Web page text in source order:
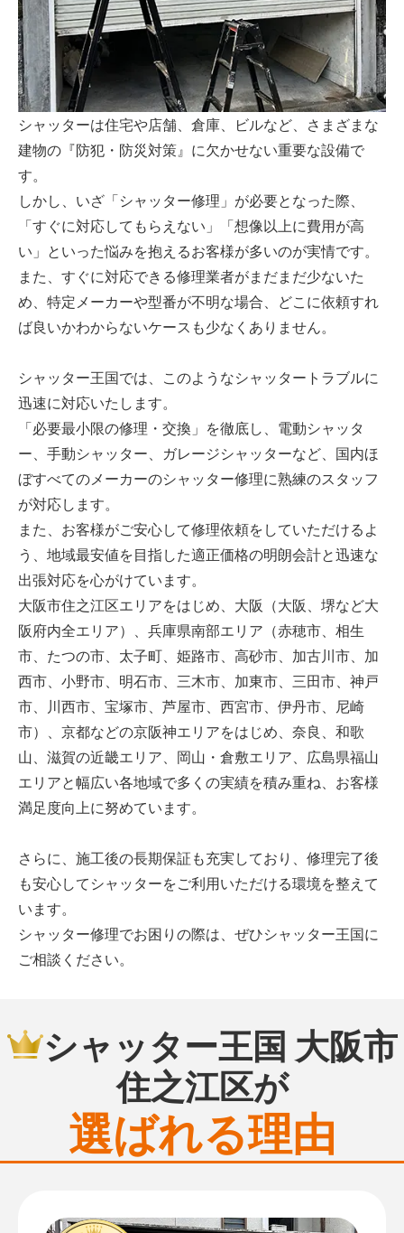
シャッターは住宅や店舗、倉庫、ビルなど、さまざまな
建物の『防犯・防災対策』に欠かせない重要な設備で
す。
しかし、いざ「シャッター修理」が必要となった際、
「すぐに対応してもらえない」「想像以上に費用が高
い」といった悩みを抱えるお客様が多いのが実情です。
また、すぐに対応できる修理業者がまだまだ少ないた
め、特定メーカーや型番が不明な場合、どこに依頼すれ
ば良いかわからないケースも少なくありません。
シャッター王国では、このようなシャッタートラブルに
迅速に対応いたします。
「必要最小限の修理・交換」を徹底し、電動シャッタ
ー、手動シャッター、ガレージシャッターなど、国内ほ
ぼすべてのメーカーのシャッター修理に熟練のスタッフ
が対応します。
また、お客様がご安心して修理依頼をしていただけるよ
う、地域最安値を目指した適正価格の明朗会計と迅速な
出張対応を心がけています。
大阪市住之江区エリアをはじめ、大阪（大阪、堺など大
阪府内全エリア）、兵庫県南部エリア（赤穂市、相生
市、たつの市、太子町、姫路市、高砂市、加古川市、加
西市、小野市、明石市、三木市、加東市、三田市、神戸
市、川西市、宝塚市、芦屋市、西宮市、伊丹市、尼崎
市）、京都などの京阪神エリアをはじめ、奈良、和歌
山、滋賀の近畿エリア、岡山・倉敷エリア、広島県福山
エリアと幅広い各地域で多くの実績を積み重ね、お客様
満足度向上に努めています。
さらに、施工後の長期保証も充実しており、修理完了後
も安心してシャッターをご利用いただける環境を整えて
います。
シャッター修理でお困りの際は、ぜひシャッター王国に
ご相談ください。
シャッター王国 大阪市
住之江区が
選ばれる理由